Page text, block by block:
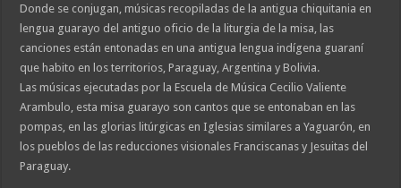
Donde se conjugan, músicas recopiladas de la antigua chiquitania en
lengua guarayo del antiguo oficio de la liturgia de la misa, las
canciones están entonadas en una antigua lengua indígena guaraní
que habito en los territorios, Paraguay, Argentina y Bolivia.
Las músicas ejecutadas por la Escuela de Música Cecilio Valiente
Arambulo, esta misa guarayo son cantos que se entonaban en las
pompas, en las glorias litúrgicas en Iglesias similares a Yaguarón, en
los pueblos de las reducciones visionales Franciscanas y Jesuitas del
Paraguay.